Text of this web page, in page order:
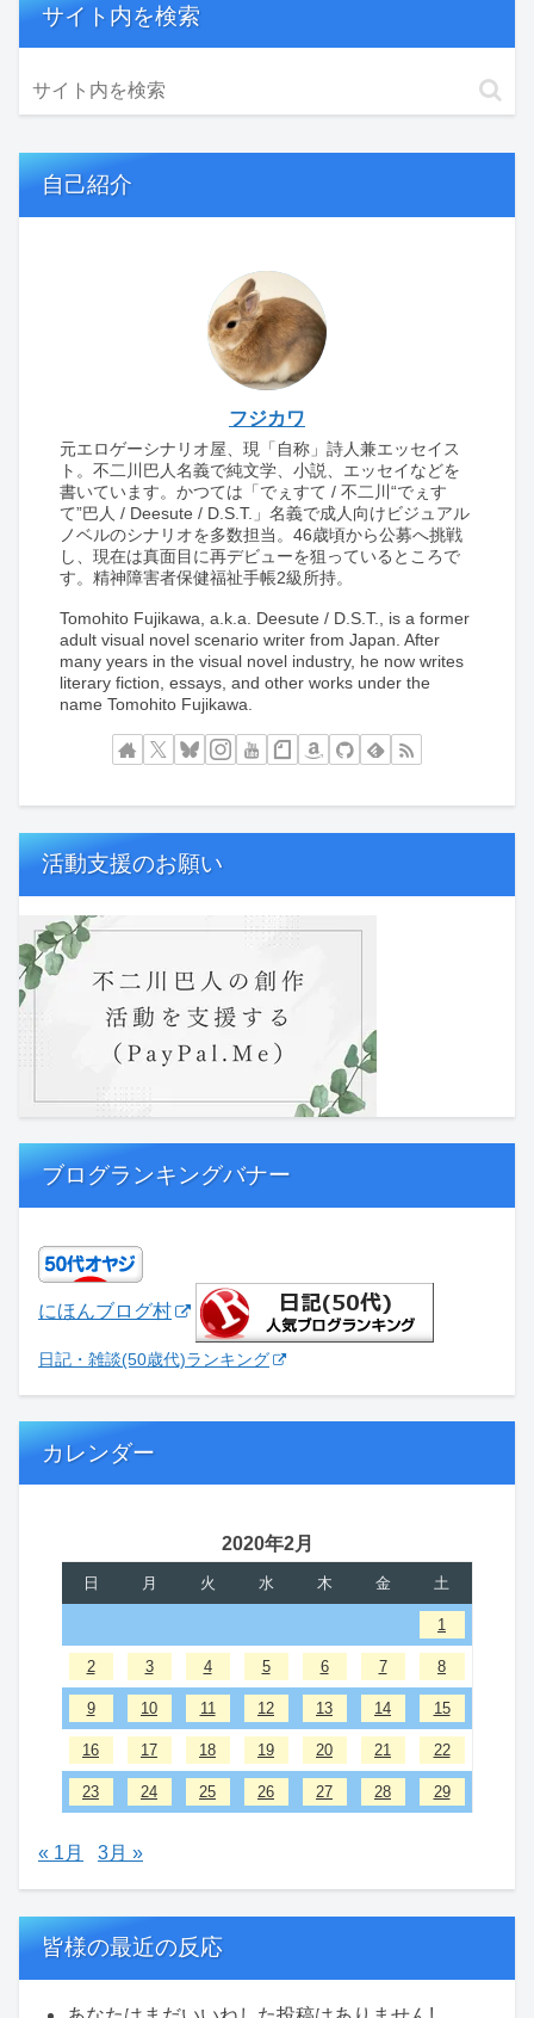
サイト内を検索
自己紹介
フジカワ
元エロゲーシナリオ屋、現「自称」詩人兼エッセイス
ト。不二川巴人名義で純文学、小説、エッセイなどを
書いています。かつては「でぇすて / 不二川“でぇす
て”巴人 / Deesute / D.S.T.」名義で成人向けビジュアル
ノベルのシナリオを多数担当。46歳頃から公募へ挑戦
し、現在は真面目に再デビューを狙っているところで
す。精神障害者保健福祉手帳2級所持。
Tomohito Fujikawa, a.k.a. Deesute / D.S.T., is a former
adult visual novel scenario writer from Japan. After
many years in the visual novel industry, he now writes
literary fiction, essays, and other works under the
name Tomohito Fujikawa.
活動支援のお願い
ブログランキングバナー
にほんブログ村
日記・雑談(50歳代)ランキング
カレンダー
2020年2月
日 月 火 水 木 金 土
1
2 3 4 5 6 7 8
9 10 11 12 13 14 15
16 17 18 19 20 21 22
23 24 25 26 27 28 29
« 1月 3月 »
皆様の最近の反応